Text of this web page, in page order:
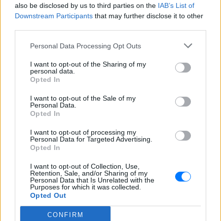
also be disclosed by us to third parties on the IAB’s List of
Downstream Participants that may further disclose it to other
Personal Data Processing Opt Outs
I want to opt-out of the Sharing of my
personal data.
Opted In
I want to opt-out of the Sale of my
Personal Data.
Opted In
I want to opt-out of processing my
Personal Data for Targeted Advertising.
Opted In
I want to opt-out of Collection, Use,
Retention, Sale, and/or Sharing of my
Personal Data that Is Unrelated with the
Purposes for which it was collected.
Opted Out
CONFIRM
ΔΕΙΤΕ ΕΠΙΣΗΣ
δυνατός»
ΣΉΜΕΡΑ
στο Instagram μια φωτογραφία από
πρόσφατη εξέτασή του, με ένα μήνυμα
θάρρους
Ένας κάτοχος εισιτηρίου